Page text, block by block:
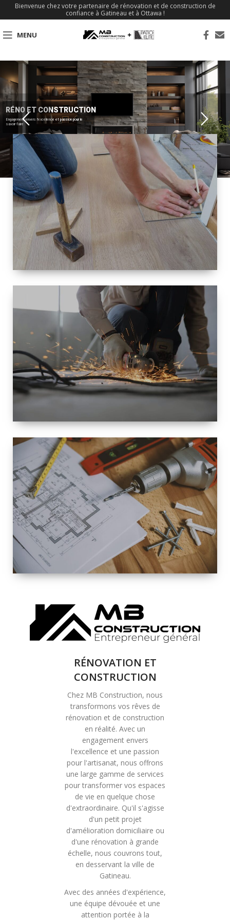
Bienvenue chez votre partenaire de rénovation et de construction de
confiance à Gatineau et à Ottawa !
MENU
Engagement envers l'excellence et passion pour le
savoir-faire
RÉNO ET CONSTRUCTION
TAILLE
PETITE À
GRANDE
RÉNOVATION
ESPACE
RÉNOVATION
INTÉRIEURE ET
EXTÉRIEURE
SOLUTIONS DE
RÉNOVATION
COMPLÈTE
RÉNOVATION ET
CONSTRUCTION
Chez MB Construction, nous
transformons vos rêves de
rénovation et de construction
en réalité. Avec un
engagement envers
l'excellence et une passion
pour l'artisanat, nous offrons
une large gamme de services
pour transformer vos espaces
de vie en quelque chose
d'extraordinaire. Qu'il s'agisse
d'un petit projet
d'amélioration domiciliaire ou
d'une rénovation à grande
échelle, nous couvrons tout,
en desservant la ville de
Gatineau.
Avec des années d'expérience,
une équipe dévouée et une
attention portée à la